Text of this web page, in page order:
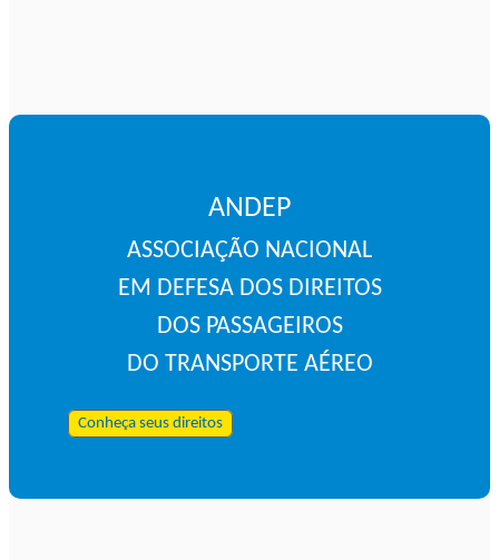
ANDEP
ASSOCIAÇÃO NACIONAL
EM DEFESA DOS DIREITOS
DOS PASSAGEIROS
DO TRANSPORTE AÉREO
Conheça seus direitos